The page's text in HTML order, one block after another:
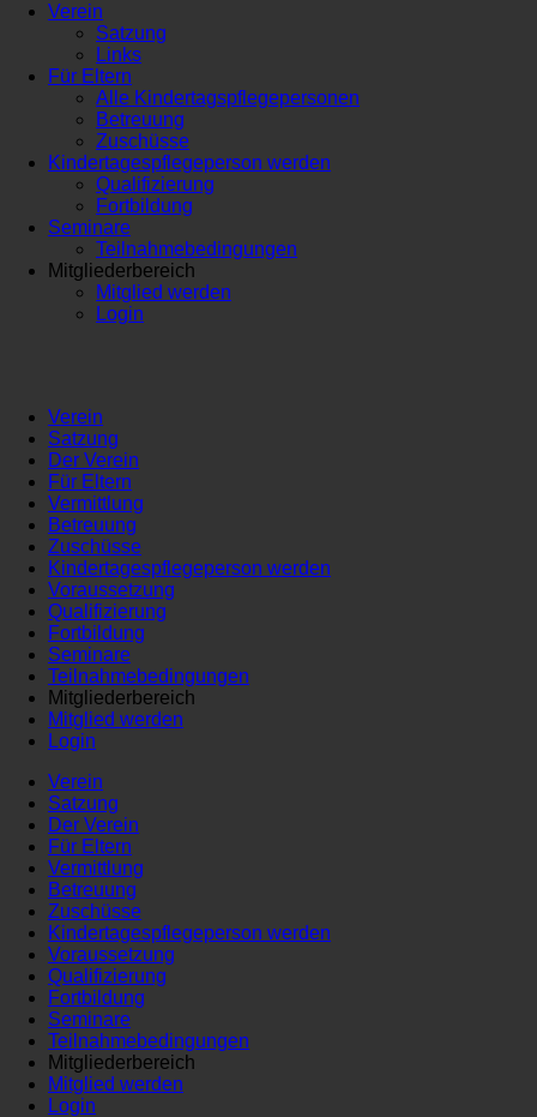
Verein
Satzung
Links
Für Eltern
Alle Kindertagspflegepersonen
Betreuung
Zuschüsse
Kindertagespflegeperson werden
Qualifizierung
Fortbildung
Seminare
Teilnahmebedingungen
Mitgliederbereich
Mitglied werden
Login
Verein
Satzung
Der Verein
Für Eltern
Vermittlung
Betreuung
Zuschüsse
Kindertagespflegeperson werden
Voraussetzung
Qualifizierung
Fortbildung
Seminare
Teilnahmebedingungen
Mitgliederbereich
Mitglied werden
Login
Verein
Satzung
Der Verein
Für Eltern
Vermittlung
Betreuung
Zuschüsse
Kindertagespflegeperson werden
Voraussetzung
Qualifizierung
Fortbildung
Seminare
Teilnahmebedingungen
Mitgliederbereich
Mitglied werden
Login